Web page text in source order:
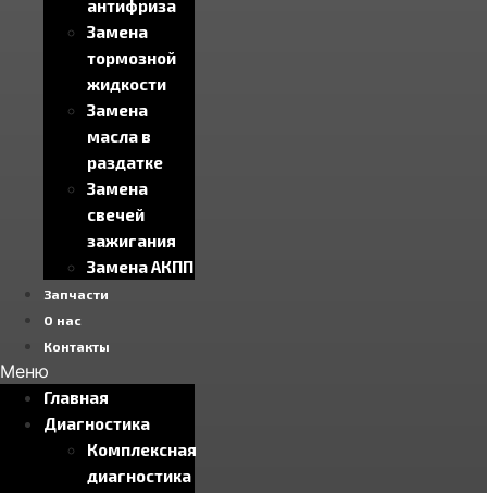
антифриза
Замена
тормозной
жидкости
Замена
масла в
раздатке
Замена
свечей
зажигания
Замена АКПП
Запчасти
О нас
Контакты
Меню
Главная
Диагностика
Комплексная
диагностика